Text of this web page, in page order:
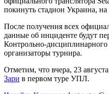
покинуть стадион Украина,
После получения всех
данные об инциденте будут
Контрольно-
организаторы турнира.
Отметим, что вчера, 23
Зари в первом туре УПЛ.